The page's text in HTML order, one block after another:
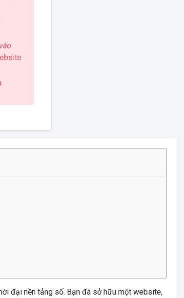
đại nền tảng số. Bạn đã sở hữu một website,